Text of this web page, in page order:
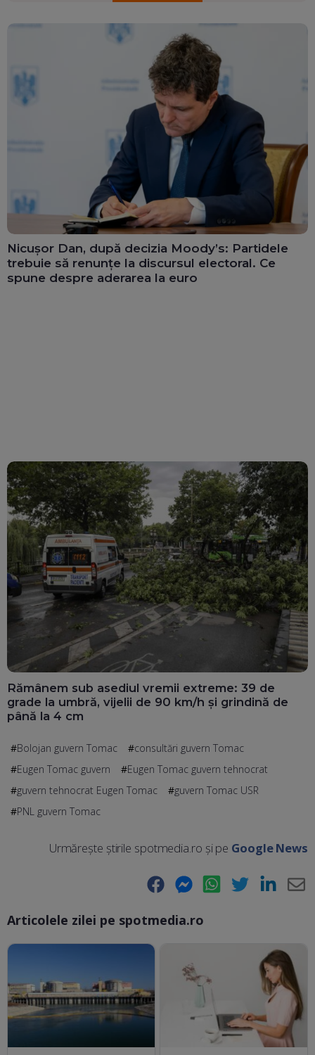
Nicușor Dan, după decizia Moody’s: Partidele
trebuie să renunțe la discursul electoral. Ce
spune despre aderarea la euro
Rămânem sub asediul vremii extreme: 39 de
grade la umbră, vijelii de 90 km/h și grindină de
până la 4 cm
Bolojan guvern Tomac
consultări guvern Tomac
Eugen Tomac guvern
Eugen Tomac guvern tehnocrat
guvern tehnocrat Eugen Tomac
guvern Tomac USR
PNL guvern Tomac
Urmărește știrile spotmedia.ro și pe Google News
Facebook Messenger WhatsApp Twitter LinkedIn
Articolele zilei pe spotmedia.ro